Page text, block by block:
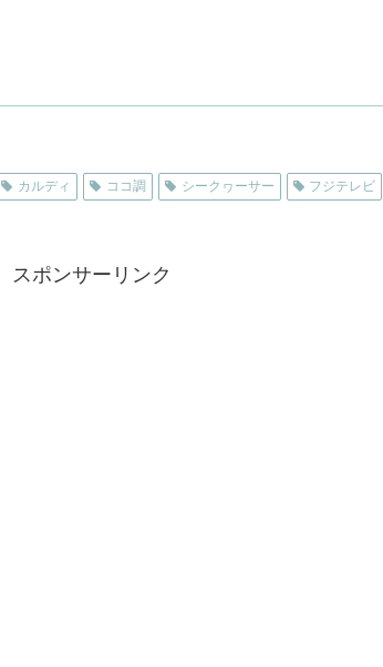
カルディ ココ調 シークヮーサー フジテレビ
スポンサーリンク